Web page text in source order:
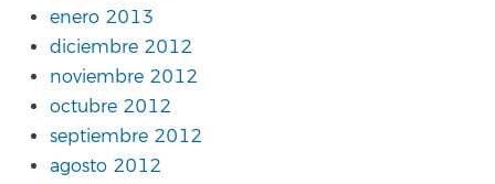
enero 2013
diciembre 2012
noviembre 2012
octubre 2012
septiembre 2012
agosto 2012